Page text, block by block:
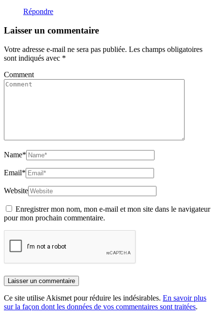
Répondre
Laisser un commentaire
Votre adresse e-mail ne sera pas publiée. Les champs obligatoires
sont indiqués avec *
Comment
Name*
Email*
Website
Enregistrer mon nom, mon e-mail et mon site dans le navigateur
pour mon prochain commentaire.
Ce site utilise Akismet pour réduire les indésirables. En savoir plus
sur la façon dont les données de vos commentaires sont traitées.